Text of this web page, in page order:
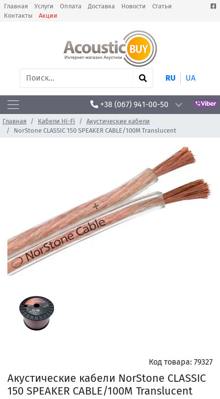
Главная Услуги Оплата Доставка Новости
Статьи
Контакты
Акции
RU UA
+38 (067) 941-00-50
Главная Кабели Hi-Fi
Акустические кабели
NorStone CLASSIC 150 SPEAKER CABLE/100M Translucent
Код товара: 79327
Акустические кабели NorStone CLASSIC
150 SPEAKER CABLE/100M Translucent